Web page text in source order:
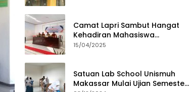
Camat Lapri Sambut Hangat
Kehadiran Mahasiswa
PoltekMu
15/04/2025
Satuan Lab School Unismuh
Makassar Mulai Ujian Semester,